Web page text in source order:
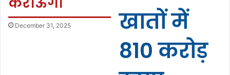
December 31, 2025
खातों में
810 करोड़